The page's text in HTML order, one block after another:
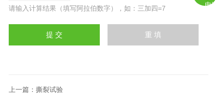
请输入计算结果（填写阿拉伯数字），如：三加四=7
上一篇： 撕裂试验
电